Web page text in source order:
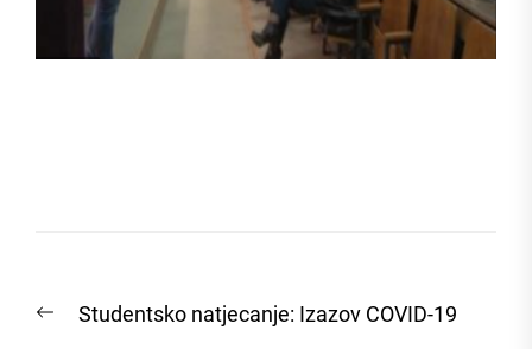
navigation
PreviousStudentsko natjecanje: Izazov COVID-19